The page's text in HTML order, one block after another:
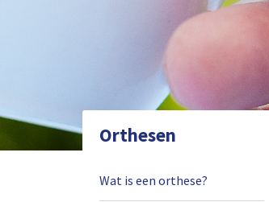
Orthesen
Wat is een orthese?